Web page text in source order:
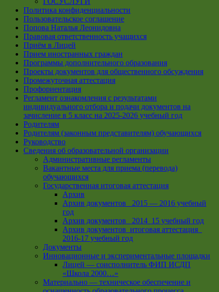
Политика конфиденциальности
Пользовательское соглашение
Попова Наталья Леонидовна
Правовая ответственность учащихся
Приём в Лицей
Прием иностранных граждан
Программы дополнительного образования
Проекты документов для общественного обсуждения
Промежуточная аттестация
Профориентация
Регламент ознакомления с результатами
индивидуального отбора и подачи документов на
зачисление в 5 класс на 2025-2026 учебный год
Родителям
Родителям (законным представителям) обучающихся
Руководство
Сведения об образовательной организации
Административные регламенты
Вакантные места для приема (перевода)
обучающихся
Государственная итоговая аттестация
Архив
Архив документов _2015 — 2016 учебный
год
Архив документов_ 2014_15 учебный год
Архив документов_итоговая аттестация_
2016-17 учебный год
Документы
Инновационные и экспериментальные площадки
Лицей — соисполнитель ФИП ИСДП
«Школа 2000…»
Материально — техническое обеспечение и